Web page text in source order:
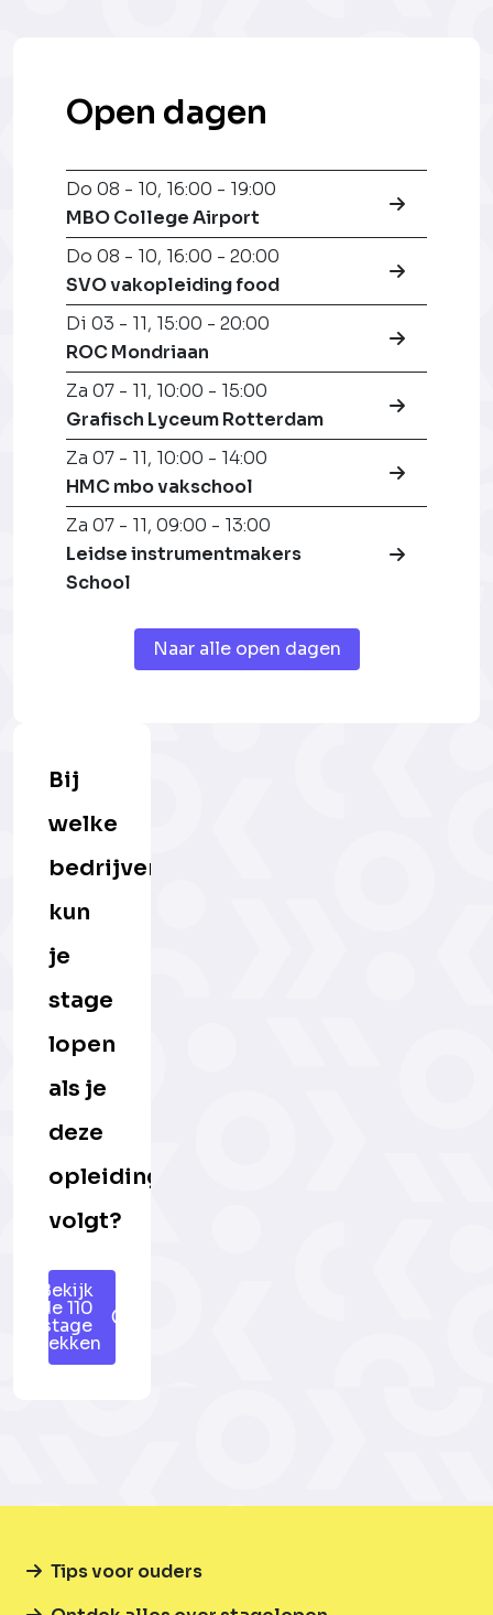
Open dagen
Do 08 - 10, 16:00 - 19:00
MBO College Airport
Do 08 - 10, 16:00 - 20:00
SVO vakopleiding food
Di 03 - 11, 15:00 - 20:00
ROC Mondriaan
Za 07 - 11, 10:00 - 15:00
Grafisch Lyceum Rotterdam
Za 07 - 11, 10:00 - 14:00
HMC mbo vakschool
Za 07 - 11, 09:00 - 13:00
Leidse instrumentmakers
School
Naar alle open dagen
Bij
welke
bedrijven
kun
je
stage
lopen
als je
deze
opleiding
volgt?
Bekijk
de 110
stage
plekken
Tips voor ouders